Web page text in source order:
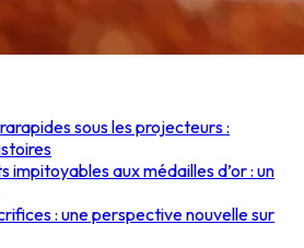
sous les projecteurs :
impitoyables aux médailles d’or : un
: une perspective nouvelle sur